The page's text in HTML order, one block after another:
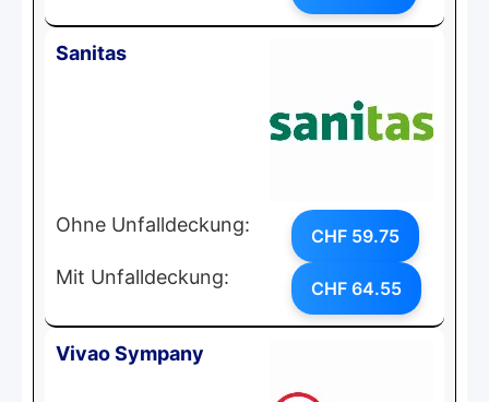
Sanitas
Ohne Unfalldeckung: CHF 59.75
Mit Unfalldeckung: CHF 64.55
Vivao Sympany